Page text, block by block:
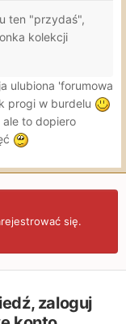
ten "przydaś",
kolekcji
ulubiona 'forumowa
progi w burdelu
ale to dopiero
się.
zaloguj